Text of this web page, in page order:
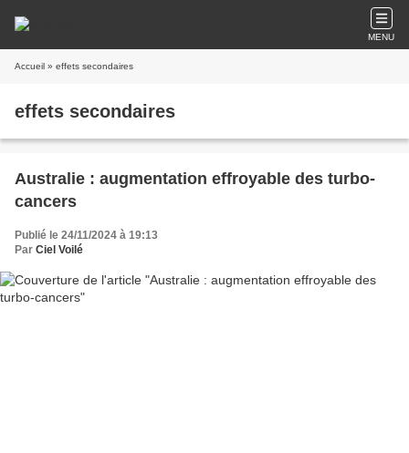
MENU
Accueil » effets secondaires
effets secondaires
Australie : augmentation effroyable des turbo-
cancers
Publié le 24/11/2024 à 19:13
Par Ciel Voilé